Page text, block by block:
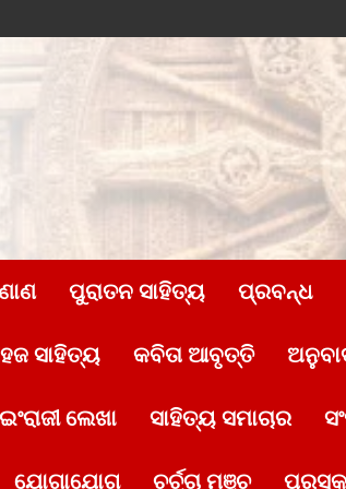
ପୁରାତନ ସାହିତ୍ୟ ପ୍ରବନ୍ଧ
ସାହିତ୍ୟ କବିତା ଆବୃତ୍ତି
ଇଂରାଜୀ ଲେଖା ସାହିତ୍ୟ ସମାଚାର
ଯୋଗାଯୋଗ ଚର୍ଚ୍ଚା ମଞ୍ଚ